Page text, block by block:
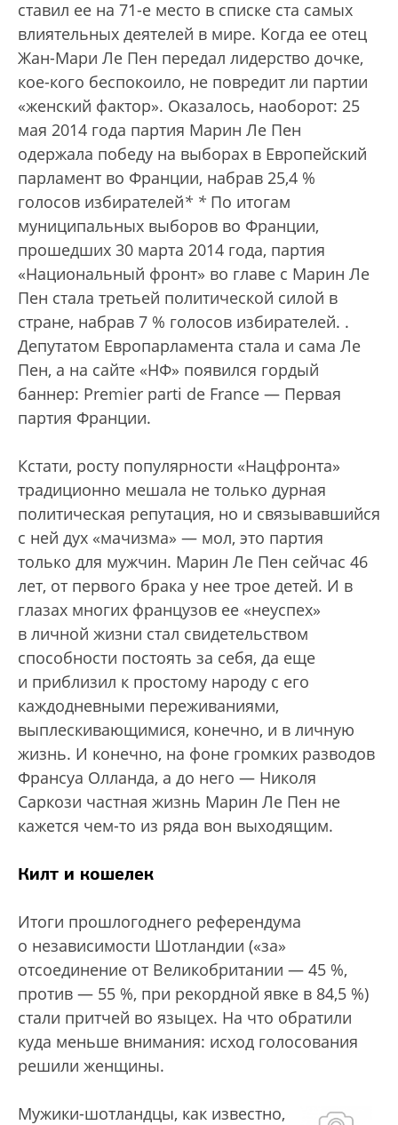
ставил ее на 71-е место в списке ста самых
влиятельных деятелей в мире. Когда ее отец
Жан-Мари Ле Пен передал лидерство дочке,
кое-кого беспокоило, не повредит ли партии
«женский фактор». Оказалось, наоборот: 25
мая 2014 года партия Марин Ле Пен
одержала победу на выборах в Европейский
парламент во Франции, набрав 25,4 %
голосов избирателей* * По итогам
муниципальных выборов во Франции,
прошедших 30 марта 2014 года, партия
«Национальный фронт» во главе с Марин Ле
Пен стала третьей политической силой в
стране, набрав 7 % голосов избирателей. .
Депутатом Европарламента стала и сама Ле
Пен, а на сайте «НФ» появился гордый
баннер: Premier parti de France — Первая
партия Франции.
Кстати, росту популярности «Нацфронта»
традиционно мешала не только дурная
политическая репутация, но и связывавшийся
с ней дух «мачизма» — мол, это партия
только для мужчин. Марин Ле Пен сейчас 46
лет, от первого брака у нее трое детей. И в
глазах многих французов ее «неуспех»
в личной жизни стал свидетельством
способности постоять за себя, да еще
и приблизил к простому народу с его
каждодневными переживаниями,
выплескивающимися, конечно, и в личную
жизнь. И конечно, на фоне громких разводов
Франсуа Олланда, а до него — Николя
Саркози частная жизнь Марин Ле Пен не
кажется чем-то из ряда вон выходящим.
Килт и кошелек
Итоги прошлогоднего референдума
о независимости Шотландии («за»
отсоединение от Великобритании — 45 %,
против — 55 %, при рекордной явке в 84,5 %)
стали притчей во языцех. На что обратили
куда меньше внимания: исход голосования
решили женщины.
Мужики-шотландцы, как известно,